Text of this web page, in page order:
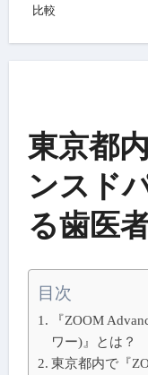
比較
東京都
ンスド
る歯医
目次
『ZOOM
ワー)』とは？
東京都内で『